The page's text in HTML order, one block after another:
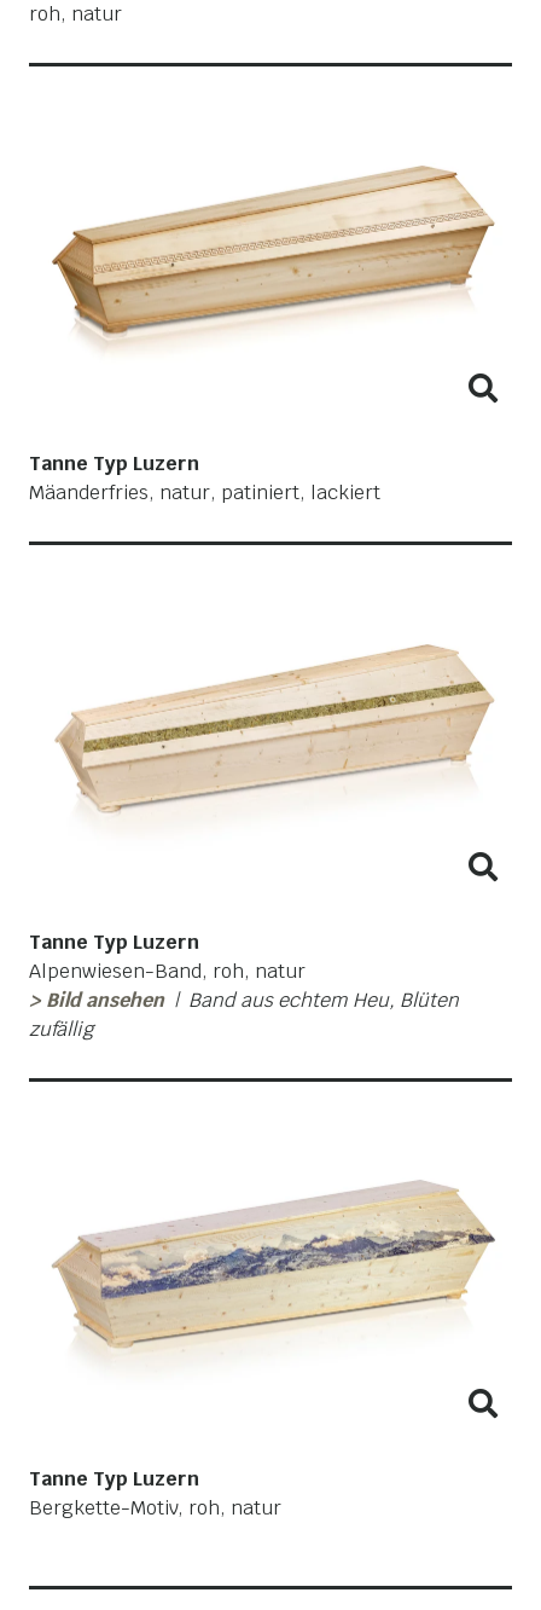
roh, natur
Tanne Typ Luzern
Mäanderfries, natur, patiniert, lackiert
Tanne Typ Luzern
Alpenwiesen-Band, roh, natur
> Bild ansehen | Band aus echtem Heu, Blüten
zufällig
Tanne Typ Luzern
Bergkette-Motiv, roh, natur